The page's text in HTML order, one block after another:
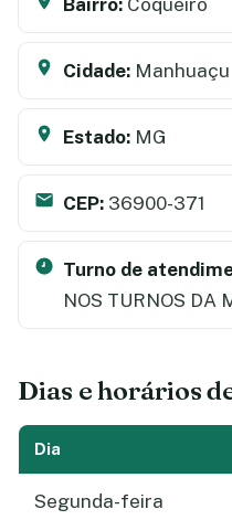
Cidade: Manhuaçu
Estado: MG
CEP: 36900-371
Turno de
NOS TURNOS DA
Dias e horários
Dia
Segunda-feira